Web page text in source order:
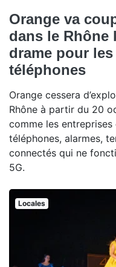
Orange va
dans le Rhône
drame pour
téléphones
Orange cessera
Rhône à partir du 20
comme les
téléphones, alarmes,
connectés qui ne
5G.
Locales